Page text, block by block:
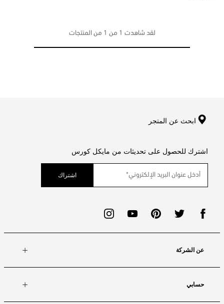
لقد شاهدت 1 من 1 من المنتجات
ابحث عن المتجر
اشترك للحصول على تحديثات من مايكل كورس
اشتراك
عن الشركة
حسابي